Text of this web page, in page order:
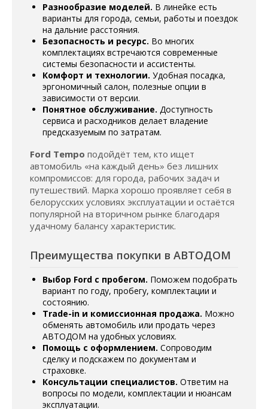
Разнообразие моделей. В линейке есть
варианты для города, семьи, работы и поездок
на дальние расстояния.
Безопасность и ресурс. Во многих
комплектациях встречаются современные
системы безопасности и ассистенты.
Комфорт и технологии. Удобная посадка,
эргономичный салон, полезные опции в
зависимости от версии.
Понятное обслуживание. Доступность
сервиса и расходников делает владение
предсказуемым по затратам.
Ford Tempo подойдёт тем, кто ищет
автомобиль «на каждый день» без лишних
компромиссов: для города, рабочих задач и
путешествий. Марка хорошо проявляет себя в
белорусских условиях эксплуатации и остаётся
популярной на вторичном рынке благодаря
удачному балансу характеристик.
Преимущества покупки в АВТОДОМ
Выбор Ford с пробегом. Поможем подобрать
вариант по году, пробегу, комплектации и
состоянию.
Trade-in и комиссионная продажа. Можно
обменять автомобиль или продать через
АВТОДОМ на удобных условиях.
Помощь с оформлением. Сопроводим
сделку и подскажем по документам и
страховке.
Консультации специалистов. Ответим на
вопросы по модели, комплектации и нюансам
эксплуатации.